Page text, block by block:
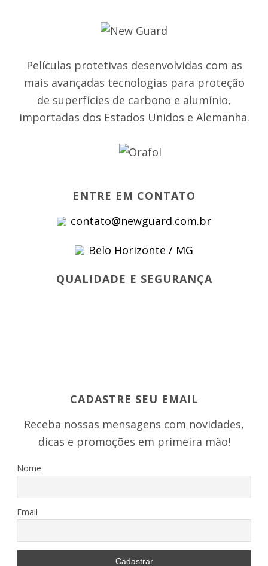
Películas protetivas desenvolvidas com as
mais avançadas tecnologias para proteção
de superfícies de carbono e alumínio,
importadas dos Estados Unidos e Alemanha.
ENTRE EM CONTATO
contato@newguard.com.br
Belo Horizonte / MG
QUALIDADE E SEGURANÇA
CADASTRE SEU EMAIL
Receba nossas mensagens com novidades,
dicas e promoções em primeira mão!
Nome
Email